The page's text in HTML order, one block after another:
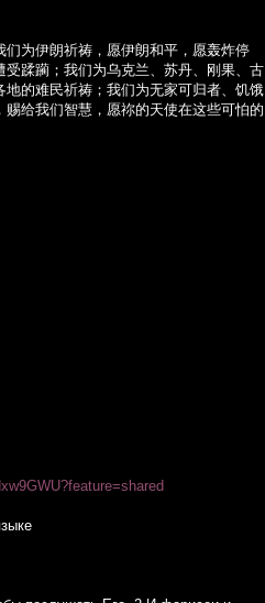
们为伊朗祈祷，愿伊朗和平，愿轰炸停
受蹂躏 ；我们为乌克兰 苏丹、 刚果、古
地的难民祈祷；我们为无家可归者、 饥饿
赐给我们智慧，愿祢的天使在这些可怕的